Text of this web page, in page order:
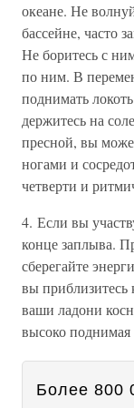
океане. Не
бассейне, часто
Не боритесь с
по ним. В
поднимать
держитесь на
пресной, вы
ногами и
четверти и
4. Если вы
конце заплыва.
сберегайте
вы приблизитесь
ваши ладони
высоко поднимая
Более 800